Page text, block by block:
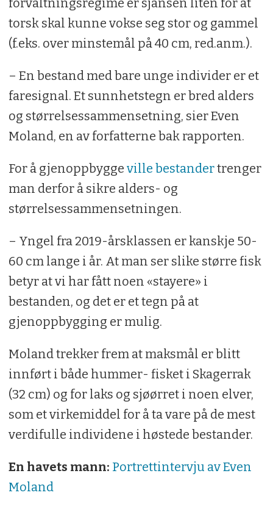
forvaltningsregime er sjansen liten for at
torsk skal kunne vokse seg stor og gammel
(f.eks. over minstemål på 40 cm, red.anm.).
– En bestand med bare unge individer er et
faresignal. Et sunnhetstegn er bred alders
og størrelsessammensetning, sier Even
Moland, en av forfatterne bak rapporten.
For å gjenoppbygge ville bestandertrenger
man derfor å sikre alders- og
størrelsessammensetningen.
– Yngel fra 2019-årsklassen er kanskje 50-
60 cm lange i år. At man ser slike større fisk
betyr at vi har fått noen «stayere» i
bestanden, og det er et tegn på at
gjenoppbygging er mulig.
Moland trekker frem at maksmål er blitt
innført i både hummer- fisket i Skagerrak
(32 cm) og for laks og sjøørret i noen elver,
som et virkemiddel for å ta vare på de mest
verdifulle individene i høstede bestander.
En havets mann: Portrettintervju av Even
Moland